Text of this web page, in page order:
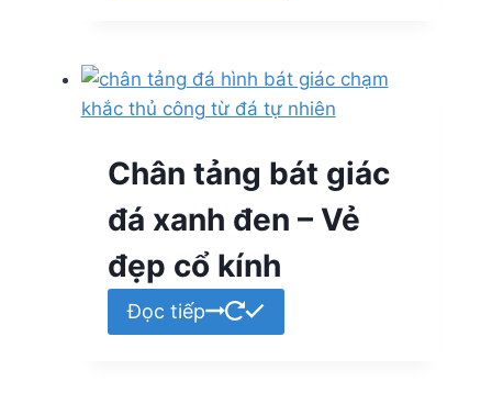
Chân tảng bát giác
đá xanh đen – Vẻ
đẹp cổ kính
Đọc tiếp